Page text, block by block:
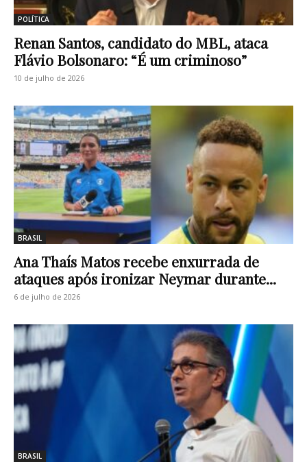
POLÍTICA
Renan Santos, candidato do MBL, ataca
Flávio Bolsonaro: “É um criminoso”
10 de julho de 2026
BRASIL
Ana Thaís Matos recebe enxurrada de
ataques após ironizar Neymar durante...
6 de julho de 2026
BRASIL